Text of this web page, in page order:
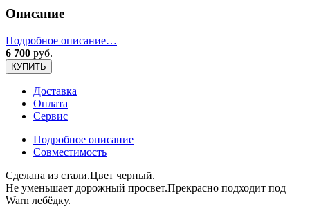
Описание
Подробное описание…
6 700 руб.
КУПИТЬ
Доставка
Оплата
Сервис
Подробное описание
Совместимость
Сделана из стали.Цвет черный.
Не уменьшает дорожный просвет.Прекрасно подходит под
Warn лебёдку.